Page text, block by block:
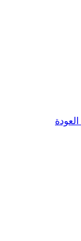
كوفيد-19 العودة